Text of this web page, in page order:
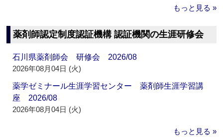
もっと見る »
薬剤師認定制度認証機構 認証機関の生涯研修会
石川県薬剤師会 研修会 2026/08
2026年08月04日 (火)
薬学ゼミナール生涯学習センター 薬剤師生涯学習講
座 2026/08
2026年08月04日 (火)
もっと見る »